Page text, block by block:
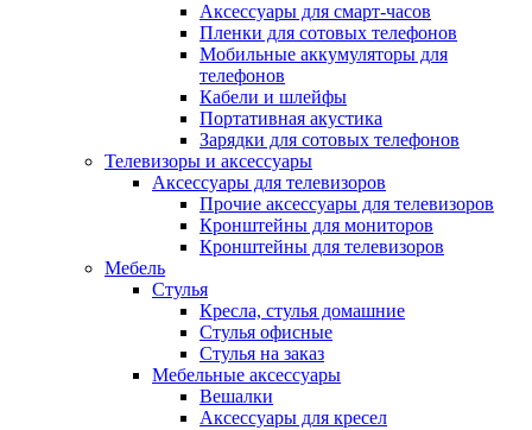
Аксессуары для смарт-часов
Пленки для сотовых телефонов
Мобильные аккумуляторы для
телефонов
Кабели и шлейфы
Портативная акустика
Зарядки для сотовых телефонов
Телевизоры и аксессуары
Аксессуары для телевизоров
Прочие аксессуары для телевизоров
Кронштейны для мониторов
Кронштейны для телевизоров
Мебель
Стулья
Кресла, стулья домашние
Стулья офисные
Стулья на заказ
Мебельные аксессуары
Вешалки
Аксессуары для кресел